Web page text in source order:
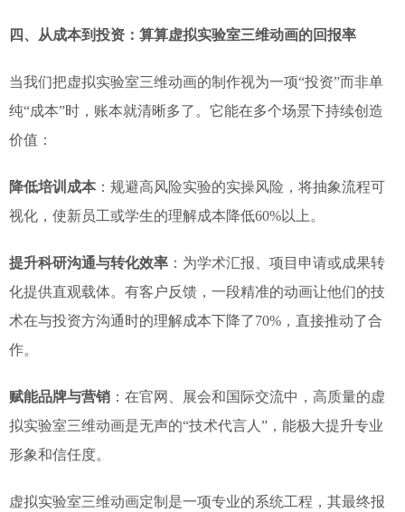
四、从成本到投资：算算虚拟实验室三维动画的回报率
当我们把虚拟实验室三维动画的制作视为一项“投资”而非单
纯“成本”时，账本就清晰多了。它能在多个场景下持续创造
价值：
降低培训成本：规避高风险实验的实操风险，将抽象流程可
视化，使新员工或学生的理解成本降低60%以上。
提升科研沟通与转化效率 ：为学术汇报、项目申请或成果转
化提供直观载体。有客户反馈，一段精准的动画让他们的技
术在与投资方沟通时的理解成本下降了70%，直接推动了合
作。
赋能品牌与营销 ：在官网、展会和国际交流中，高质量的虚
拟实验室三维动画是无声的“技术代言人”，能极大提升专业
形象和信任度。
虚拟实验室三维动画定制是一项专业的系统工程，其最终报